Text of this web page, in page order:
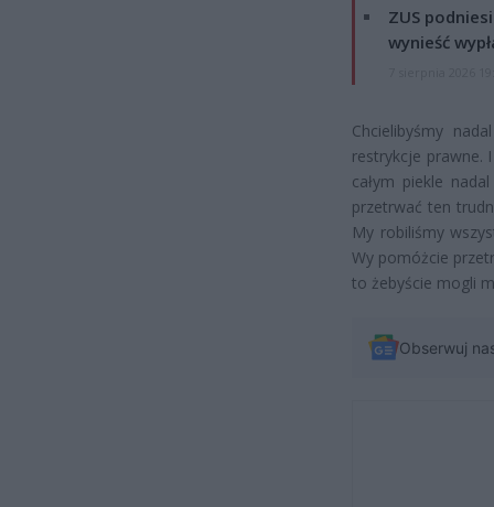
ZUS
wynieść
Chcielibyśmy
restrykcje prawne.
całym piekle
przetrwać ten
My robiliśmy
Wy pomóżcie
to żebyście mogli
Obserwuj